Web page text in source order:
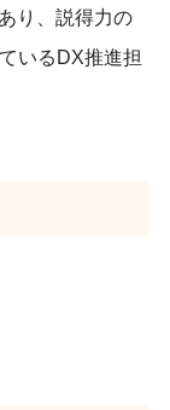
り、説得力の
いるDX推進担